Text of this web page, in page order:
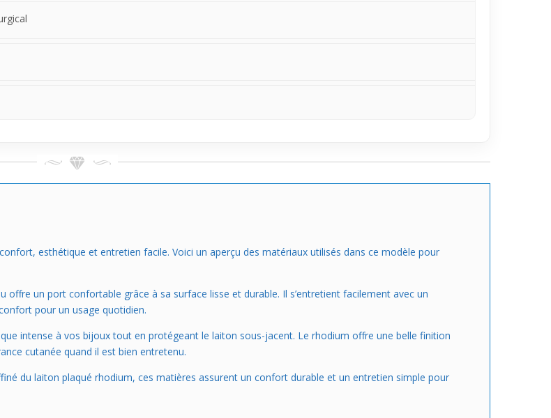
esthétique et entretien facile. Voici un aperçu des matériaux utilisés dans ce modèle pour
un port confortable grâce à sa surface lisse et durable. Il s’entretient facilement avec un
pour un usage quotidien.
intense à vos bijoux tout en protégeant le laiton sous-jacent. Le rhodium offre une belle finition
cutanée quand il est bien entretenu.
du laiton plaqué rhodium, ces matières assurent un confort durable et un entretien simple pour